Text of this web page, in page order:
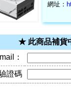
網址：
★ 此商品補貨
：
證碼